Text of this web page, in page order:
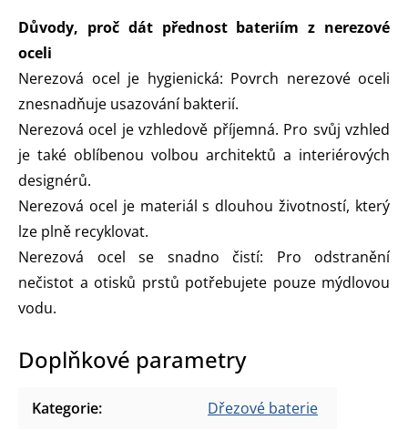
Důvody, proč dát přednost bateriím z nerezové
oceli
Nerezová ocel je hygienická: Povrch nerezové oceli
znesnadňuje usazování bakterií.
Nerezová ocel je vzhledově příjemná. Pro svůj vzhled
je také oblíbenou volbou architektů a interiérových
designérů.
Nerezová ocel je materiál s dlouhou životností, který
lze plně recyklovat.
Nerezová ocel se snadno čistí: Pro odstranění
nečistot a otisků prstů potřebujete pouze mýdlovou
vodu.
Doplňkové parametry
Kategorie: Dřezové baterie